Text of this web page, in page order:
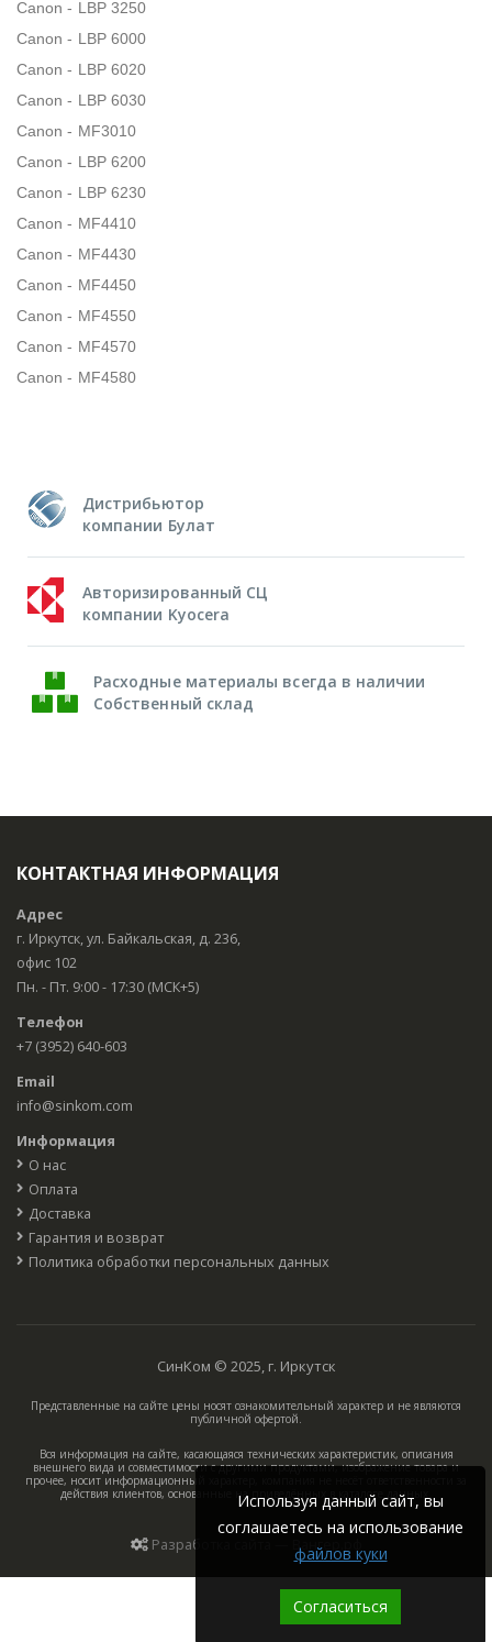
Используя данный сайт, вы
соглашаетесь на использование
файлов куки
Согласиться
Canon - LBP 3250
Canon - LBP 6000
Canon - LBP 6020
Canon - LBP 6030
Canon - MF3010
Canon - LBP 6200
Canon - LBP 6230
Canon - MF4410
Canon - MF4430
Canon - MF4450
Canon - MF4550
Canon - MF4570
Canon - MF4580
Дистрибьютор
компании Булат
Авторизированный СЦ
компании Kyocera
Расходные материалы всегда в наличии
Собственный склад
КОНТАКТНАЯ ИНФОРМАЦИЯ
Адрес
г. Иркутск, ул. Байкальская, д. 236,
офис 102
Пн. - Пт. 9:00 - 17:30 (МСК+5)
Телефон
+7 (3952) 640-603
Email
info@sinkom.com
Информация
О нас
Оплата
Доставка
Гарантия и возврат
Политика обработки персональных данных
СинКом © 2025, г. Иркутск
Представленные на сайте цены носят ознакомительный характер и не являются
публичной офертой.
Вся информация на сайте, касающаяся технических характеристик, описания
внешнего вида и совместимости с другими продуктами, изображение товара и
прочее, носит информационный характер, компания не несёт ответственности за
действия клиентов, основанные на приведённых в каталоге данных.
Разработка сайта — Вангер.рф